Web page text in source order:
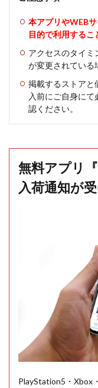
本アプリやWEB
目的で利用するこ
アクセスのタイミ
が変更されている
掲載するストアと
入前にご自身に
認ください。
無料アプリ
入荷通知が
PlayStation5・Xbox